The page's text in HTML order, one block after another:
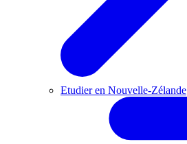
Etudier en Nouvelle-Zélande